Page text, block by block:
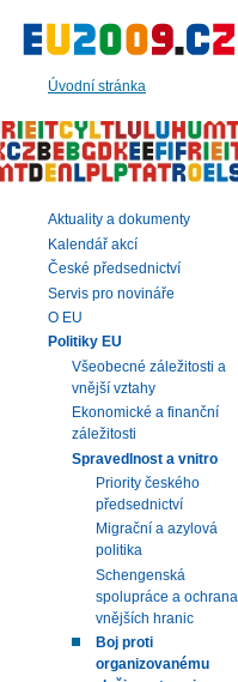
Úvodní stránka
hlavní
|
navigaci
|
vyhledávání
Aktuality a dokumenty
Kalendář akcí
České předsednictví
Servis pro novináře
O EU
Politiky EU
Všeobecné záležitosti a
vnější vztahy
Ekonomické a finanční
záležitosti
Spravedlnost a vnitro
Priority českého
předsednictví
Migrační a azylová
politika
Schengenská
spolupráce a ochrana
vnějších hranic
Boj proti
organizovanému